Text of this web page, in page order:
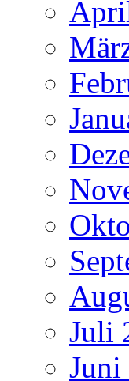
Juli
Juni